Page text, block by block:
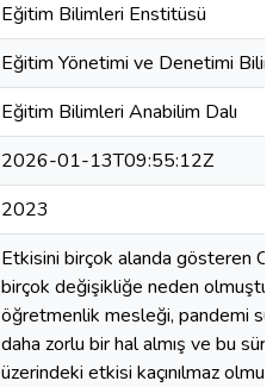
Eğitim Bilimleri Enstitüsü
Eğitim Yönetimi ve Denetimi Bilim
Eğitim Bilimleri Anabilim Dalı
2026-01-13T09:55:12Z
2023
Etkisini birçok alanda gösteren
birçok değişikliğe neden
öğretmenlik mesleği, pandemi
daha zorlu bir hal almış ve bu
üzerindeki etkisi kaçınılmaz